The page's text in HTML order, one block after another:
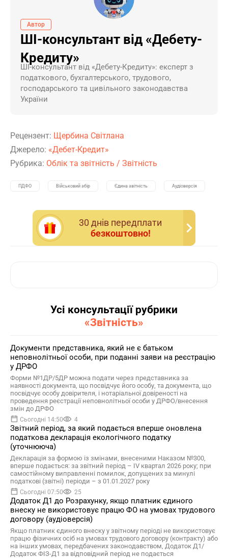
Автор
ШІ-консультант від «Дебету-
Кредиту»
ШI-консультант від «Дебету-Кредиту»: експерт з
податкового, бухгалтерського, трудового,
господарського та цивільного законодавства
України
Рецензент: Щербина Світлана
Джерело: «Дебет-Кредит»
Рубрика: Облік та звітність / Звітність
ПДФО Військовий збір Єдина звітність Аудіоверсія
30 днiв передплати
безкоштовно!
Усі консультації рубрики
«Звітність»
Документи представника, який не є батьком
неповнолітньої особи, при поданні заяви на реєстрацію
у ДРФО
Форми №1ДР/5ДР можна подати через представника за
наявності документа, що посвідчує його особу, та документа, що
посвідчує особу довірителя, і нотаріальної довіреності на
проведення реєстрації неповнолітньої особи у ДРФО/внесення
змін до ДРФО
Сьогодні 14:50 4
Звітний період, за який подається вперше оновлена
податкова декларація екологічного податку
(уточнююча)
Декларація за формою із змінами, внесеними Наказом №300,
вперше подається: за звітний період – ІV квартал 2026 року; при
самостійному виправленні помилок, допущених за минулі
податкові (звітні) періоди – з 01.01.2027 року
Сьогодні 07:50 25
Додаток Д1 до Розрахунку, якщо платник єдиного
внеску не використовує працю ФО на умовах трудового
договору (аудіоверсія)
Якщо платник єдиного внеску у звітному періоді не використовує
працю фізичних осіб на умовах трудового договору (контракту) або
на інших умовах, передбачених законодавством, Додаток Д1/
Додаток ФІЗ-Д1 за відповідний період не подається